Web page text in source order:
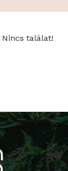
/ REGISZTRÁCIÓ
Nincs találat!